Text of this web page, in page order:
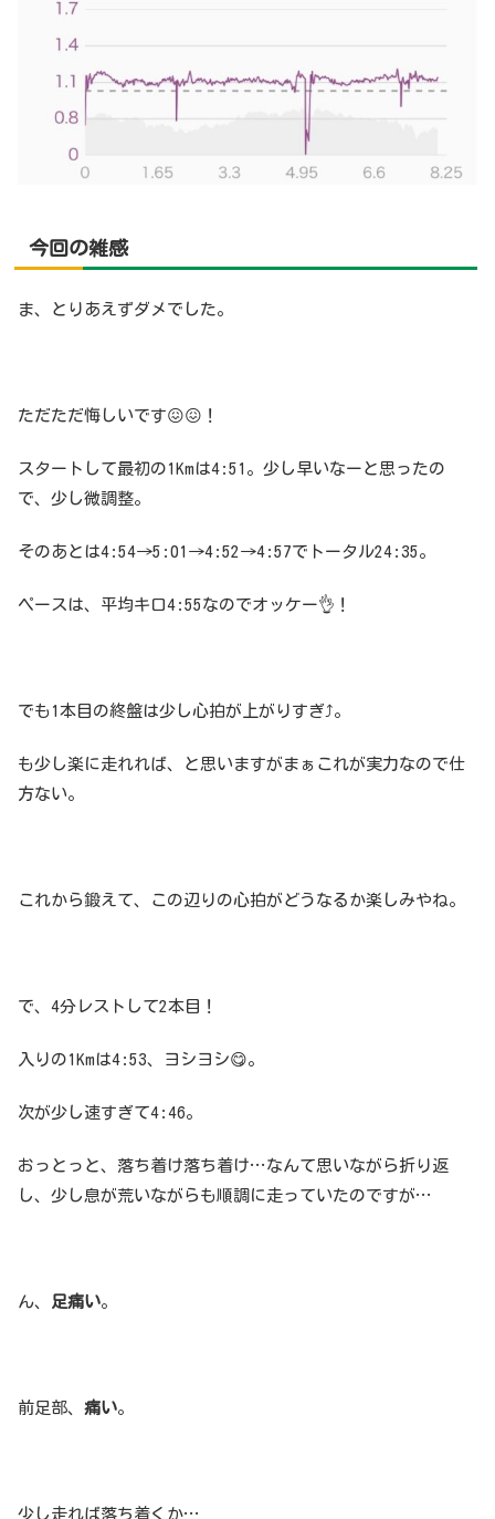
今回の雑感
ま、とりあえずダメでした。
ただただ悔しいです😖😖！
スタートして最初の1Kmは4:51。少し早いなーと思ったの
で、少し微調整。
そのあとは4:54→5:01→4:52→4:57でトータル24:35。
ペースは、平均キロ4:55なのでオッケー👌！
でも1本目の終盤は少し心拍が上がりすぎ⤴️。
も少し楽に走れれば、と思いますがまぁこれが実力なので仕
方ない。
これから鍛えて、この辺りの心拍がどうなるか楽しみやね。
で、4分レストして2本目！
入りの1Kmは4:53、ヨシヨシ😋。
次が少し速すぎて4:46。
おっとっと、落ち着け落ち着け…なんて思いながら折り返
し、少し息が荒いながらも順調に走っていたのですが…
ん、 足痛い。
前足部、 痛い。
少し走れば落ち着くか…